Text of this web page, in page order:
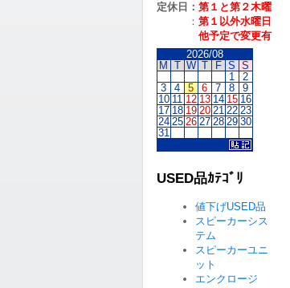
定休日： 第１と第２木曜
： 第１以外水曜日
他予定で変更有
2026/08
M
T W T F S S
1
2
3
4 5 6 7 8
9
10 11 12 13 14 15 16
17 18 19 20 21 22 23
24 25 26 27 28 29 30
31
USED品ｶﾃｺﾞﾘ
値下げUSED品
スピーカーシス
テム
スピーカーユニ
ット
エンクロージ